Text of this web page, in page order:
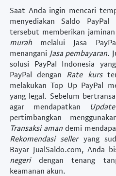
Saat Anda ingin mencari
menyediakanSaldo PayPal
tersebut memberikan jaminan
murah melalui Jasa
menangani Jasa pembayaran.
solusi PayPal Indonesia
PayPal dengan Rate kurs
melakukanTop Up PayPal
yang legal. Sebelum
agar mendapatkan
pertimbangkan
Transaksi aman demi
Rekomendasi selleryang
Bayar JualSaldo.com, Anda
negeridengan tenang
keamanan akun.